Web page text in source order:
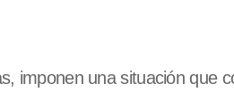
imponen una situación que